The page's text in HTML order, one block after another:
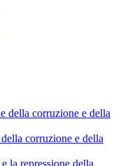
della corruzione e della
corruzione e della
la repressione della